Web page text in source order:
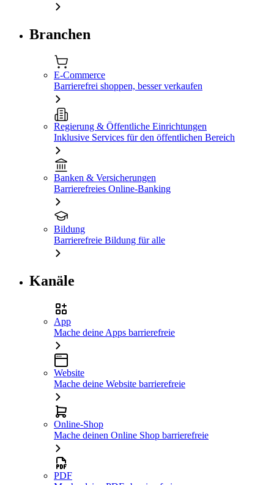
Branchen
E-Commerce
Barrierefrei shoppen, besser verkaufen
Regierung & Öffentliche Einrichtungen
Inklusive Services für den öffentlichen Bereich
Banken & Versicherungen
Barrierefreies Online-Banking
Bildung
Barrierefreie Bildung für alle
Kanäle
App
Mache deine Apps barrierefreie
Website
Mache deine Website barrierefreie
Online-Shop
Mache deinen Online Shop barrierefreie
PDF